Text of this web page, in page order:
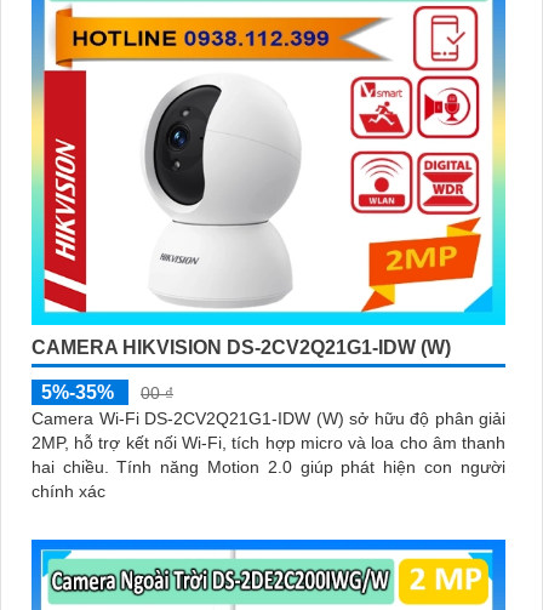
CAMERA HIKVISION DS-2CV2Q21G1-IDW (W)
5%-35%
00 ₫
Camera Wi-Fi DS-2CV2Q21G1-IDW (W) sở hữu độ phân giải
2MP, hỗ trợ kết nối Wi-Fi, tích hợp micro và loa cho âm thanh
hai chiều. Tính năng Motion 2.0 giúp phát hiện con người
chính xác